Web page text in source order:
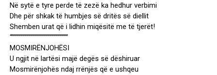
Në sytë e tyre perde të zezë ka hedhur verbimi
Dhe për shkak të humbjes së dritës së diellit
Shemben urat që i lidhin miqësitë me të tjerët!
“”””””””””””””””””””””””””””””
MOSMIRËNJOHËSI
U ngjit në lartësi majë degës së dëshiruar
Mosmirënjohës ndaj rrënjës që e ushqeu